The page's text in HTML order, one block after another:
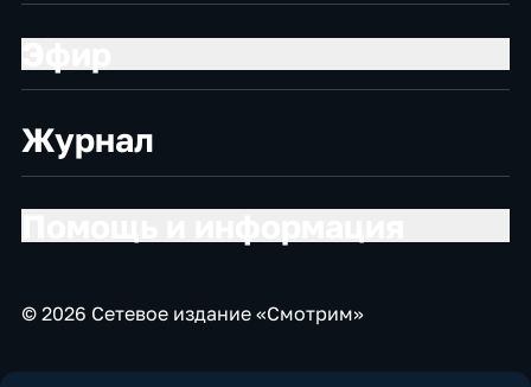
Журнал
© 2026 Сетевое издание «Смотрим»